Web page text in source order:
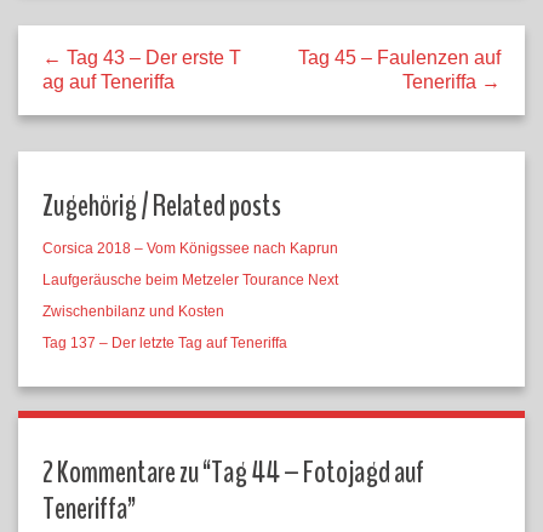
← Tag 43 – Der erste T
ag auf Teneriffa
Tag 45 – Faulenzen auf
Teneriffa →
Zugehörig / Related posts
Corsica 2018 – Vom Königssee nach Kaprun
Laufgeräusche beim Metzeler Tourance Next
Zwischenbilanz und Kosten
Tag 137 – Der letzte Tag auf Teneriffa
2 Kommentare zu “Tag 44 – Fotojagd auf
Teneriffa”